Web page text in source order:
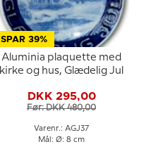
SPAR 39%
Aluminia plaquette med
kirke og hus, Glædelig Jul
DKK 295,00
Før: DKK 480,00
Varenr.: AGJ37
Mål: Ø: 8 cm